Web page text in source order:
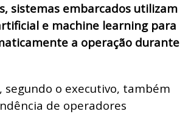
sistemas embarcados utilizam
e machine learning para
a operação durante
segundo o executivo, também
de operadores